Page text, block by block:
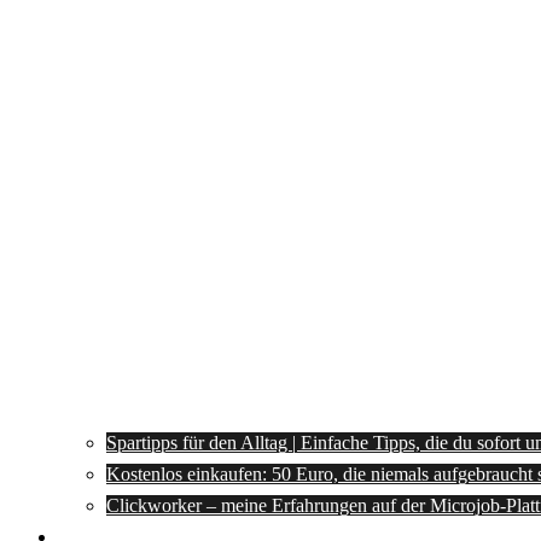
Spartipps für den Alltag | Einfache Tipps, die du sofort
Kostenlos einkaufen: 50 Euro, die niemals aufgebraucht
Clickworker – meine Erfahrungen auf der Microjob-